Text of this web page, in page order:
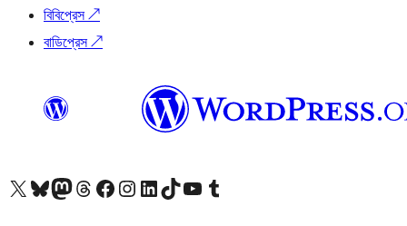
বিবিপ্রেস↗
বাডিপ্রেস↗
আমাদের X (আগের টুইটার) অ্যাকাউন্টে যানআমাদের Bluesky অ্যাকাউন্টটি দেখুনআমাদের মাস্টোডন অ্যাকাউন্টটি দেখুনআমাদের থ্রেডস অ্যাকাউন্টটি দেখুনআমাদের ফেসবুক পেজ দেখুনআমাদের ইন্সটাগ্রাম অ্যাকাউন্ট দেখুনআমাদের লিঙ্কডইন অ্যাকাউন্টে যানআমাদের TikTok অ্যাকাউন্টটি দেখুনআমাদের ইউটিউব চ্যানেলে যান আমাদের টাম্বলার অ্যাকাউন্ট দেখুন